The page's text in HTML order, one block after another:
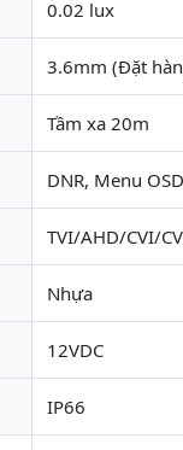
0.02 lux
3.6mm (Đặt
Tầm xa 20m
DNR, Menu
TVI/AHD/CVI/
Nhựa
12VDC
IP66